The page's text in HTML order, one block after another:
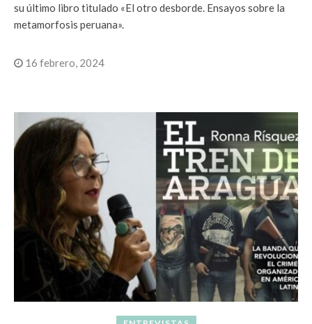
su último libro titulado «El otro desborde. Ensayos sobre la
metamorfosis peruana».
16 febrero, 2024